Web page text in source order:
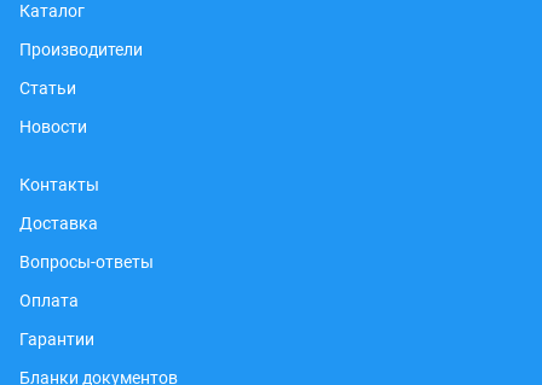
Каталог
Производители
Статьи
Новости
Контакты
Доставка
Вопросы-ответы
Оплата
Гарантии
Бланки документов